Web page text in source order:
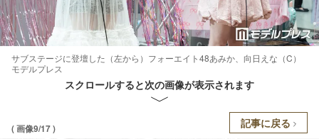
サブステージに登壇した（左から）フォーエイト48あみか、向日えな（C）
モデルプレス
スクロールすると次の画像が表示されます
( 画像9/17 ) 記事に戻る